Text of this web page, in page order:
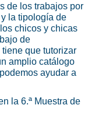
de los trabajos por
la tipología de
chicos y chicas
de
que tutorizar
amplio catálogo
ayudar a
la 6.ª Muestra de